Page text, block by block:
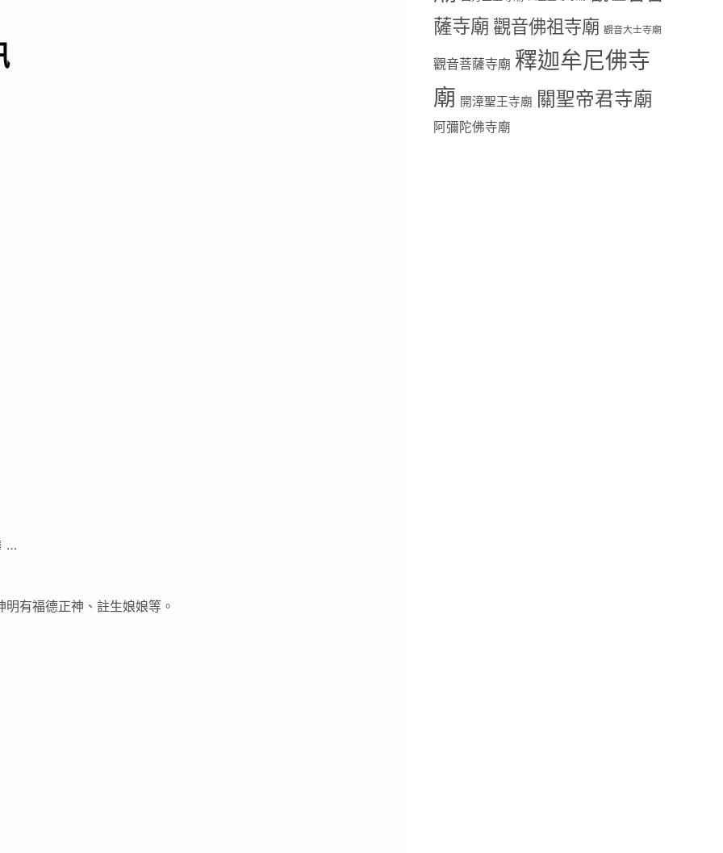
…
有福德正神、註生娘娘等。
薩寺廟觀音佛祖寺廟 觀音大士寺廟
觀音菩薩寺廟 釋迦牟尼佛寺
廟 開漳聖王寺廟 關聖帝君寺廟
阿彌陀佛寺廟